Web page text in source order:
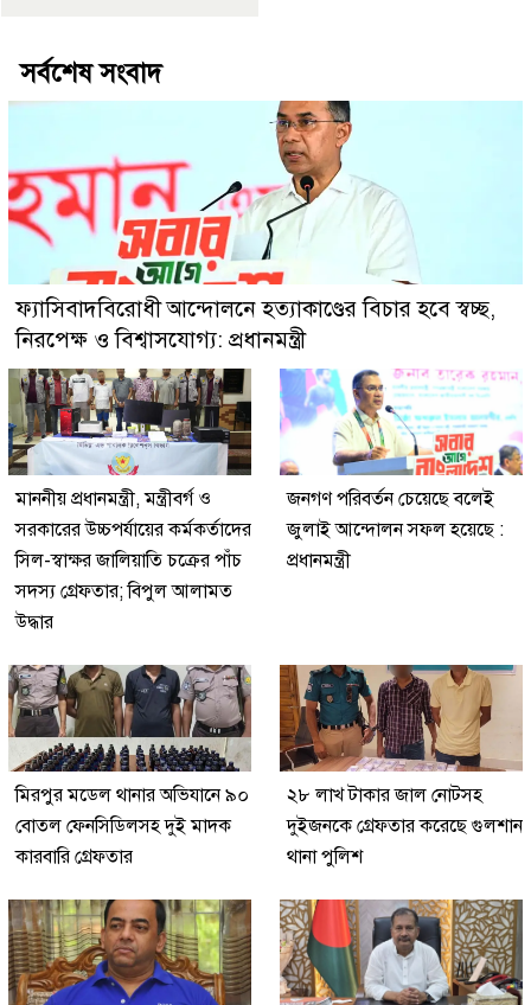
সর্বশেষ সংবাদ
ফ্যাসিবাদবিরোধী আন্দোলনে হত্যাকাণ্ডের বিচার হবে স্বচ্ছ,
নিরপেক্ষ ও বিশ্বাসযোগ্য: প্রধানমন্ত্রী
মাননীয় প্রধানমন্ত্রী, মন্ত্রীবর্গ ও
সরকারের উচ্চপর্যায়ের কর্মকর্তাদের
সিল-স্বাক্ষর জালিয়াতি চক্রের পাঁচ
সদস্য গ্রেফতার; বিপুল আলামত
উদ্ধার
জনগণ পরিবর্তন চেয়েছে বলেই
জুলাই আন্দোলন সফল হয়েছে :
প্রধানমন্ত্রী
মিরপুর মডেল থানার অভিযানে ৯০
বোতল ফেনসিডিলসহ দুই মাদক
কারবারি গ্রেফতার
২৮ লাখ টাকার জাল নোটসহ
দুইজনকে গ্রেফতার করেছে গুলশান
থানা পুলিশ